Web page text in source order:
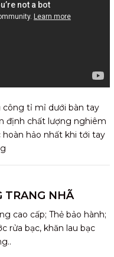
công tỉ mỉ dưới bàn tay
định chất lượng nghiêm
hảo nhất khi tới tay
TRANG NHÃ
cao cấp; Thẻ bảo hành;
rửa bạc, khăn lau bạc